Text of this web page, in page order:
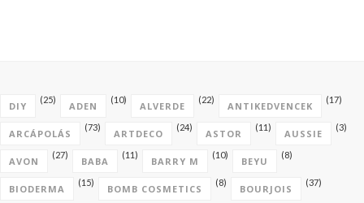
DIY
(25)
ADEN
(10)
ALVERDE
(22)
ANTIKEDVENCEK
(17)
ARCÁPOLÁS
(73)
ARTDECO
(24)
ASTOR
(11)
AUSSIE
(3)
AVON
(27)
BABA
(11)
BARRY M
(10)
BEYU
(8)
BIODERMA
(15)
BOMB COSMETICS
(8)
BOURJOIS
(37)